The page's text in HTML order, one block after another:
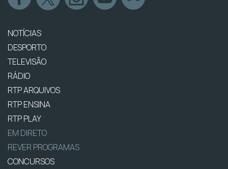
NOTÍCIAS
DESPORTO
TELEVISÃO
RÁDIO
RTP ARQUIVOS
RTP ENSINA
RTP PLAY
EM DIRETO
REVER PROGRAMAS
CONCURSOS